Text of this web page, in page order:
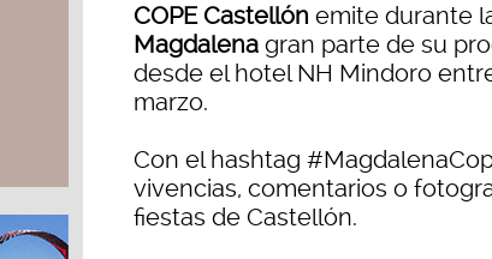
COPE Castellón emite durante
Magdalena gran parte de su
desde el hotel NH Mindoro
marzo.
Con el hashtag
vivencias, comentarios o
fiestas de Castellón.